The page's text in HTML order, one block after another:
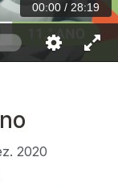
00:00 / 28:19
2020